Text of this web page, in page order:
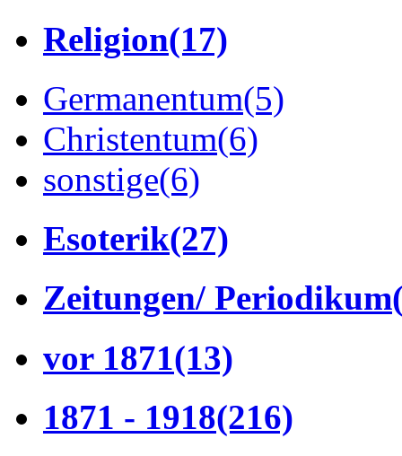
Religion(17)
Germanentum(5)
Christentum(6)
sonstige(6)
Esoterik(27)
Zeitungen/ Periodikum
vor 1871(13)
1871 - 1918(216)